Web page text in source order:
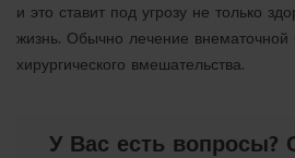
и это ставит под угрозу не только
жизнь. Обычно лечение внематочной
хирургического вмешательства.
У Вас есть вопросы?